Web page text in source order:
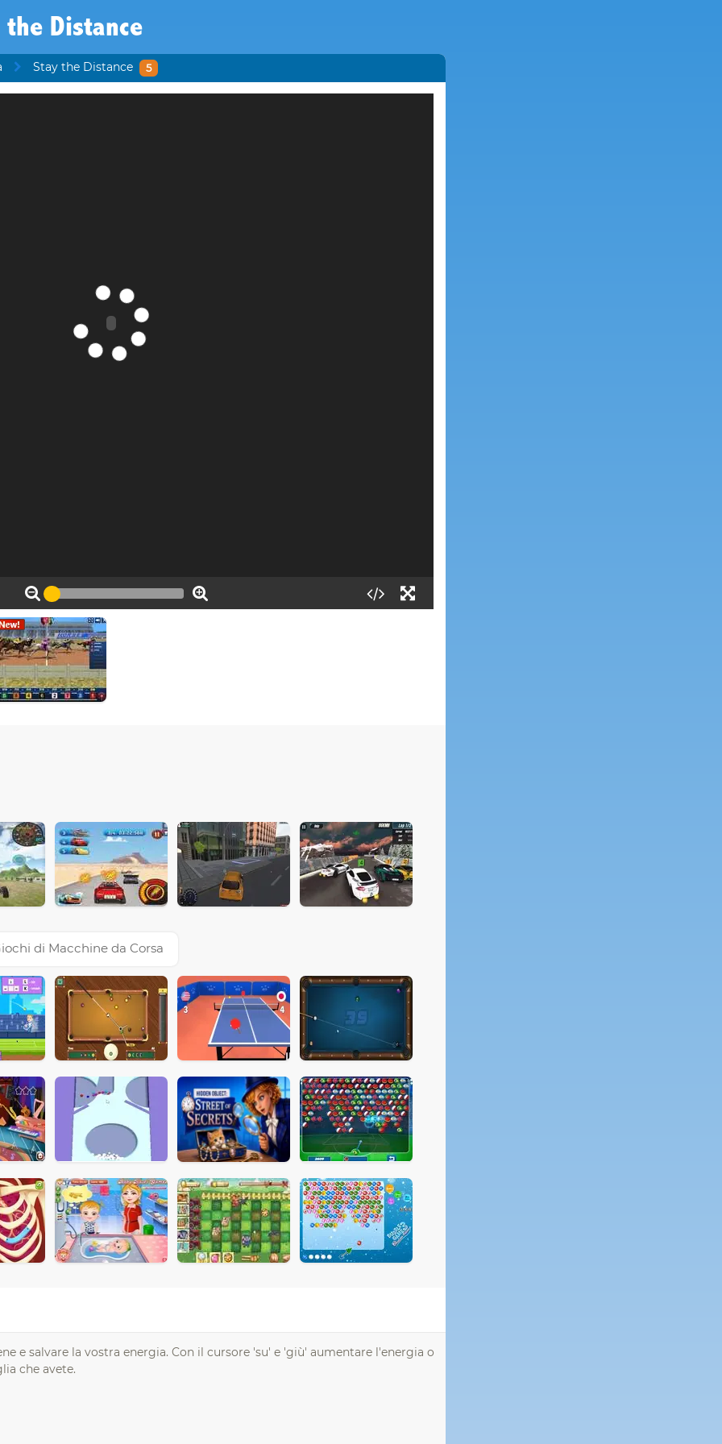
the Distance
Stay the Distance 5
di Macchine da Corsa
e salvare la vostra energia. Con il cursore 'su' e 'giù' aumentare l'energia o
che avete.